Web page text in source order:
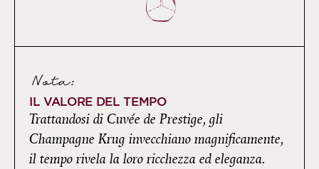
Nota:
IL VALORE DEL TEMPO
Trattandosi di Cuvée de Prestige, gli
Champagne Krug invecchiano magnificamente,
il tempo rivela la loro ricchezza ed eleganza.